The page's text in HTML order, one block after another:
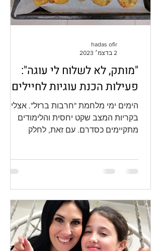
"מותק, לא לשלוח לי עוגה":
פעילות הכנת עוגיות לחיילים
הימים ימי מלחמת "חרבות ברזל". אצלינו
בקריות המצב שקט יחסית והלימודים
מתקיימים כסדרם. עם זאת, לחלק
hadas ofir
2 בדצמ׳ 2023